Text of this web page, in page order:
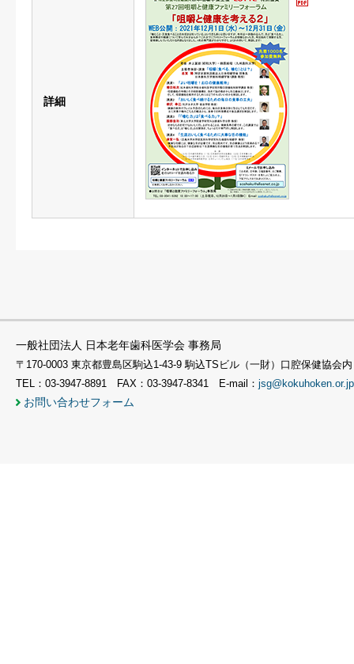
詳細
一般社団法人 日本老年歯科医学会 事務局
〒170-0003 東京都豊島区駒込1-43-9 駒込TSビル（一財）口腔保健協会内
TEL：03-3947-8891 FAX：03-3947-8341 E-mail： jsg@kokuhoken.or.jp
お問い合わせフォーム